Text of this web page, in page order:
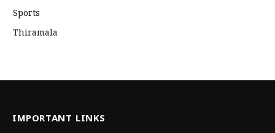
Sports
Thiramala
IMPORTANT LINKS